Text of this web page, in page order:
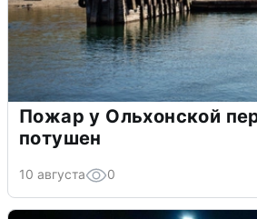
Пожар у Ольхонской
потушен
10 августа 0